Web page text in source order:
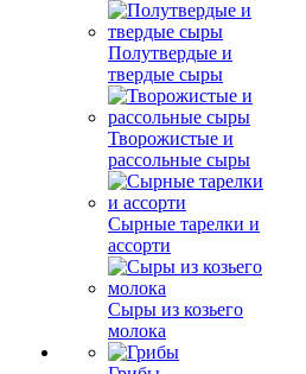
Полутвердые и
твердые сыры
Творожистые и
рассольные сыры
Сырные тарелки и
ассорти
Сыры из козьего
молока